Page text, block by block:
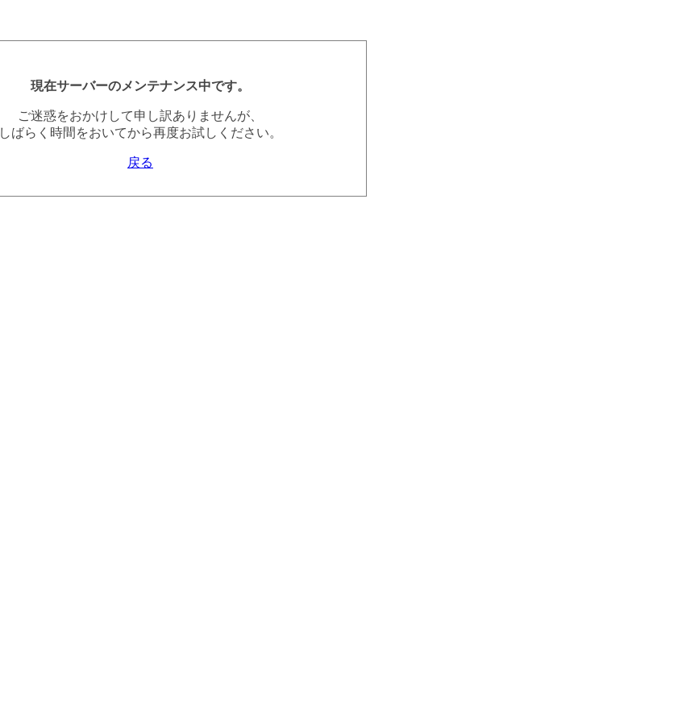
現在サーバーのメンテナンス中です。
ご迷惑をおかけして申し訳ありませんが、
しばらく時間をおいてから再度お試しください。
戻る